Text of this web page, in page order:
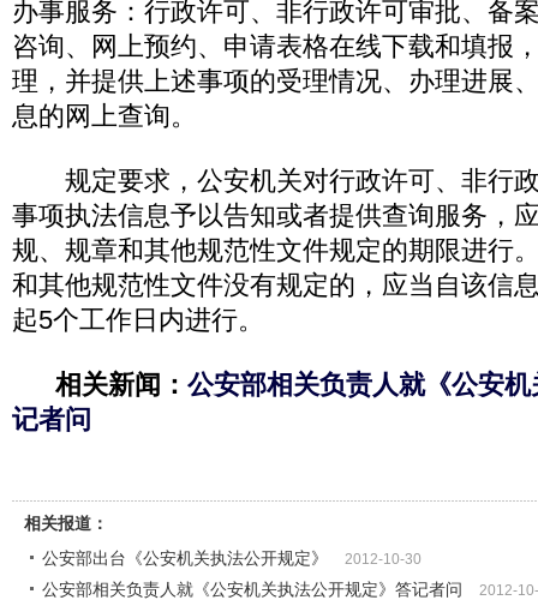
办事服务：行政许可、非行政许可审批、备
咨询、网上预约、申请表格在线下载和填报
理，并提供上述事项的受理情况、办理进展
息的网上查询。
规定要求，公安机关对行政许可、非行
事项执法信息予以告知或者提供查询服务，
规、规章和其他规范性文件规定的期限进行
和其他规范性文件没有规定的，应当自该信
起5个工作日内进行。
相关新闻： 公安部相关负责人就《公安
记者问
相关报道：
公安部出台《公安机关执法公开规定》
2012-10-30
公安部相关负责人就《公安机关执法公开规定》答记者问 2012-